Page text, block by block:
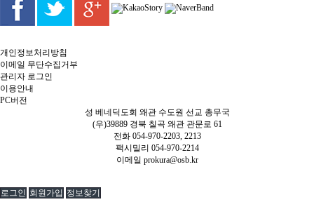
개인정보처리방침
이메일 무단수집거부
관리자 로그인
이용안내
PC버전
성 베네딕도회 왜관 수도원 선교 총무국
(우)39889 경북 칠곡 왜관 관문로 61
전화 054-970-2203, 2213
팩시밀리 054-970-2214
이메일 prokura@osb.kr
로그인 회원가입 정보찾기